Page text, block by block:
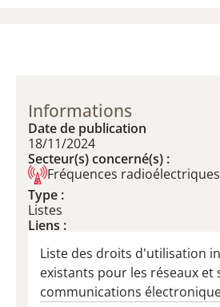
Informations
Date de publication
18/11/2024
Secteur(s) concerné(s) :
Fréquences radioélectriques
Type :
Listes
Liens :
Liste des droits d'utilisation
existants pour les réseaux et
communications